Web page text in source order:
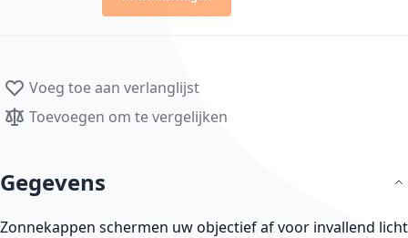
Voeg toe aan verlanglijst
Toevoegen om te vergelijken
Gegevens
Zonnekappen schermen uw objectief af voor invallend licht